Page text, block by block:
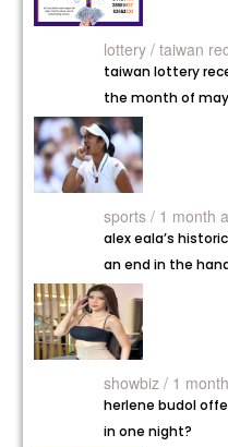
lottery /taiwan
taiwan lottery
the month of
sports / 1 month
alex eala’s
an end in the
showbiz / 1
herlene budol
in one night?